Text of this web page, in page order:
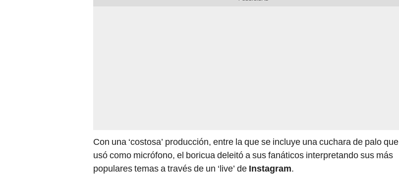
Con una ‘costosa’ producción, entre la que se incluye una cuchara de palo que
usó como micrófono, el boricua deleitó a sus fanáticos interpretando sus más
populares temas a través de un ‘live’ de Instagram.